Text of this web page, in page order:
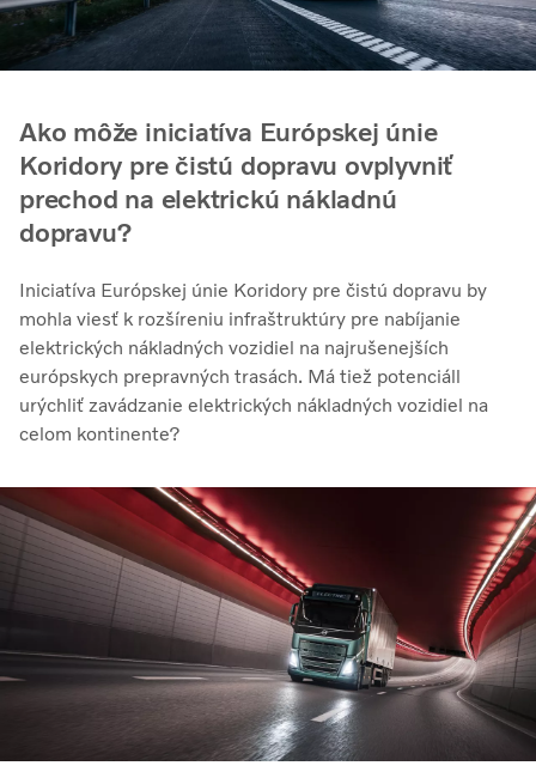
Ako môže iniciatíva Európskej únie
Koridory pre čistú dopravu ovplyvniť
prechod na elektrickú nákladnú
dopravu?
Iniciatíva Európskej únie Koridory pre čistú dopravu by
mohla viesť k rozšíreniu infraštruktúry pre nabíjanie
elektrických nákladných vozidiel na najrušenejších
európskych prepravných trasách. Má tiež potenciáll
urýchliť zavádzanie elektrických nákladných vozidiel na
celom kontinente?